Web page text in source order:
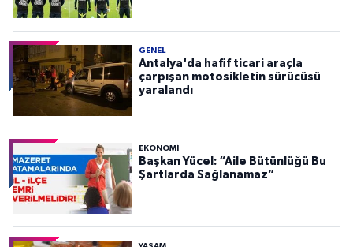
GENEL
Antalya'da hafif ticari araçla
çarpışan motosikletin sürücüsü
yaralandı
EKONOMI
Başkan Yücel: “Aile Bütünlüğü Bu
Şartlarda Sağlanamaz”